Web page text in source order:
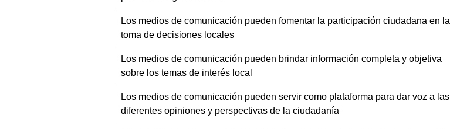
Los medios de comunicación pueden fomentar la participación ciudadana en la
toma de decisiones locales
Los medios de comunicación pueden brindar información completa y objetiva
sobre los temas de interés local
Los medios de comunicación pueden servir como plataforma para dar voz a las
diferentes opiniones y perspectivas de la ciudadanía